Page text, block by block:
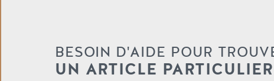
BESOIN D'AIDE POUR
UN ARTICLE